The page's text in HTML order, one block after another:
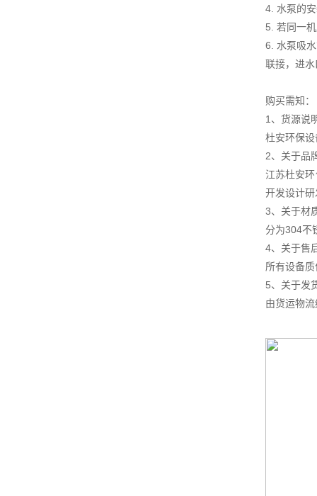
4. 水泵的
5. 若同一
6. 水泵吸
联接，进
购买需知：
1、货源说
杜安环保
2、关于品
江苏杜安
开发设计
3、关于材
分为304不
4、关于售
所有设备
5、关于发
由货运物